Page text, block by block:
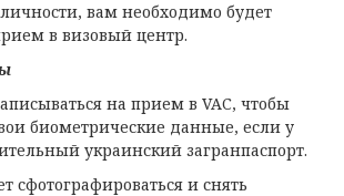
вам необходимо будет
в визовый центр.
на прием в VAC, чтобы
биометрические данные, если у
украинский загранпаспорт.
сфотографироваться и снять